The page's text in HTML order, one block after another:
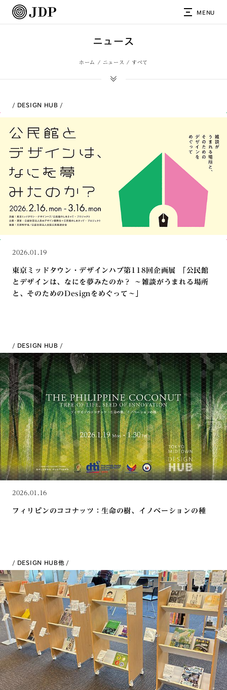
MENU
ニュース
ホーム ニュース すべて
DESIGN HUB
2026.01.19
東京ミッドタウン・デザインハブ第118回企画展 「公民館
とデザインは、なにを夢みたのか？ ～雑談がうまれる場所
と、そのためのDesignをめぐって～」
DESIGN HUB
2026.01.16
フィリピンのココナッツ：生命の樹、イノベーションの種
DESIGN HUB他